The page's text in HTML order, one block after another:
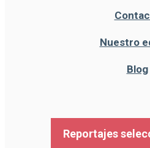
Nuestro
Blog
Reportajes